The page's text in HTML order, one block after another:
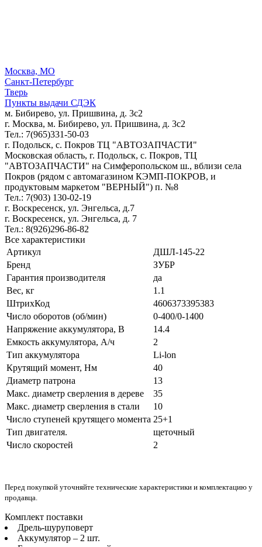
Москва, МО
Санкт-Петербург
Тверь
Пункты выдачи СДЭК
м. Бибирево, ул. Пришвина, д. 3с2
г. Москва, м. Бибирево, ул. Пришвина, д. 3с2
Тел.: 7(965)331-50-03
г. Подольск, c. Покров ТЦ "АВТОЗАПЧАСТИ"
Московская область, г. Подольск, c. Покров, ТЦ
"АВТОЗАПЧАСТИ" на Симферопольском ш., вблизи села
Покров (рядом с автомагазином КЭМП-ПОКРОВ, и
продуктовым маркетом "ВЕРНЫЙ") п. №8
Тел.: 7(903) 130-02-19
г. Воскресенск, ул. Энгельса, д.7
г. Воскресенск, ул. Энгельса, д. 7
Тел.: 8(926)296-86-82
Все характеристики
Артикул
ДШЛ-145-22
Бренд
ЗУБР
Гарантия производителя
да
Вес, кг
1.1
ШтрихКод
4606373395383
Число оборотов (об/мин)
0-400/0-1400
Напряжение аккумулятора, В
14.4
Емкость аккумулятора, А/ч
2
Тип аккумулятора
Li-lon
Крутящий момент, Нм
40
Диаметр патрона
13
Макс. диаметр сверления в дереве
35
Макс. диаметр сверления в стали
10
Число ступеней крутящего момента 25+1
Тип двигателя.
щеточный
Число скоростей
2
Перед покупкой уточняйте технические характеристики и комплектацию у
продавца.
Комплект поставки
Дрель-шуруповерт
Аккумулятор – 2 шт.